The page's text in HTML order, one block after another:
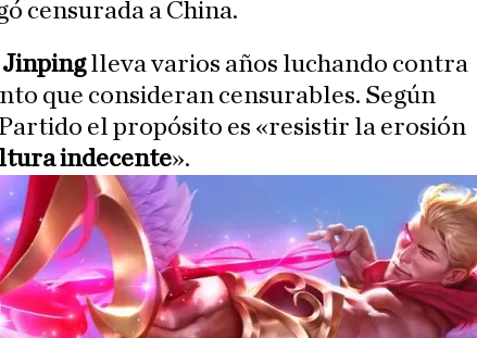
censurada a China.
lleva varios años luchando contra
que consideran censurables. Según
el propósito es «resistir la erosión
indecente».